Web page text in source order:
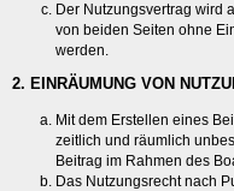
Der Nutzungsvertrag wird
von beiden Seiten ohne
werden.
2. EINRÄUMUNG VON
Mit dem Erstellen eines
zeitlich und räumlich
Beitrag im Rahmen des
Das Nutzungsrecht nach